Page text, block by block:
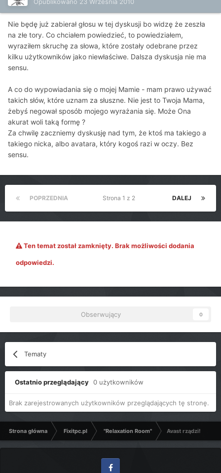
Nie będę już zabierał głosu w tej dyskusji bo widzę że zeszła
na złe tory. Co chciałem powiedzieć, to powiedziałem,
wyraziłem skruchę za słowa, które zostały odebrane przez
kilku użytkowników jako niewłaściwe. Dalsza dyskusja nie ma
sensu.
A co do wypowiadania się o mojej Mamie - mam prawo używać
takich słów, które uznam za słuszne. Nie jest to Twoja Mama,
żebyś negował sposób mojego wyrażania się. Może Ona
akurat woli taką formę ?
Za chwilę zaczniemy dyskusję nad tym, że ktoś ma takiego a
takiego nicka, albo avatara, który kogoś razi w oczy. Bez
sensu.
POPRZEDNIA DALEJ
Strona 1 z 2
Ten temat został zamknięty. Brak możliwości dodania
odpowiedzi.
Obserwujący 0
Tematy
Ostatnio przeglądający 0 użytkowników
Brak zarejestrowanych użytkowników przeglądających tę stronę.
Strona główna Fixitpc.pl "Relaxation Room" Avast rządzi!